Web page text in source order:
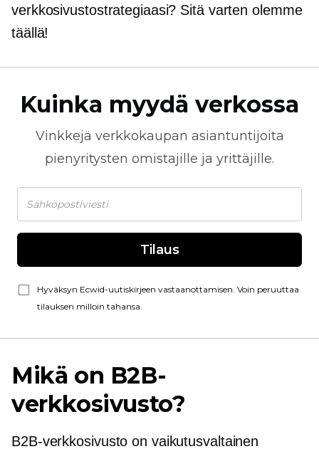
verkkosivustostrategiaasi? Sitä varten olemme
täällä!
Kuinka myydä verkossa
Vinkkejä verkkokaupan asiantuntijoita
pienyritysten omistajille ja yrittäjille.
Tilaus
Hyväksyn Ecwid-uutiskirjeen vastaanottamisen. Voin peruuttaa
tilauksen milloin tahansa.
Mikä on B2B-
verkkosivusto?
B2B-verkkosivusto on vaikutusvaltainen